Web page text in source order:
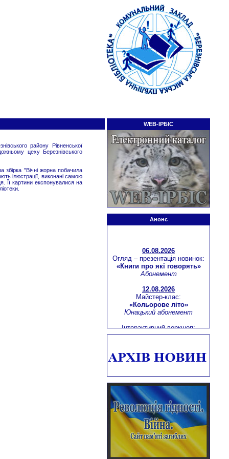
району Рівненської
цеху Березнівського
збірка "Вічні жорна побачила
ілюстрації, виконані самою
картини експонувалися на
WEB-ІРБІС
Анонс
Огляд – презентація новинок:
«Книги про які говорять»
Абонемент
Майстер-клас:
«Кольорове літо»
Юнацький абонемент
«Майстерність бути лідером»
Березнівська бібліотека-філія
Віртуальна мандрівка:
13.08.2026
Літературний екскурс:
«Зачинатель історичного
роману – Вальтер Скотт»
Юнацький абонемент
16.08.2026
Літературна сторінка:
«Калинова Україна Зої Дідич»